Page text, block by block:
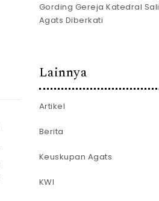
Gording Gereja Katedral
Agats Diberkati
Lainnya
Artikel
Berita
Keuskupan Agats
KWI